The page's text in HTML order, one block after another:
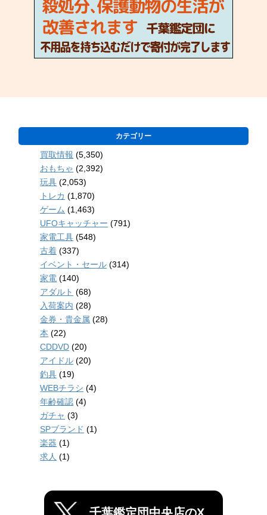
カテゴリー
買取情報 (5,350)
おもちゃ (2,392)
玩具 (2,053)
トレカ (1,870)
ゲーム (1,463)
UFOキャッチャー (791)
家電工具 (548)
古着 (337)
イベント・セール (314)
家電 (140)
アダルト (68)
入荷案内 (28)
金券・貴金属 (28)
本 (22)
CDDVD (20)
アイドル (20)
釣具 (19)
WEBチラシ (4)
年齢確認 (4)
ガチャ (3)
SPブランド (1)
楽器 (1)
求人 (1)